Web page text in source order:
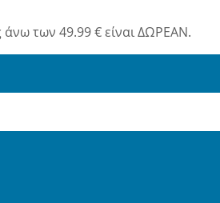
άνω των 49.99 € είναι ΔΩΡΕΑΝ.